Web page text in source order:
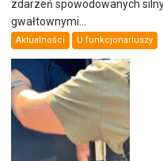
zdarzeń spowodowanych
gwałtownymi...
Aktualności U funkcjonariuszy